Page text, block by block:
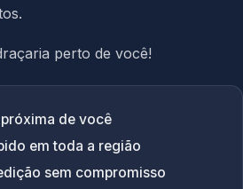
perto de você!
de você
em toda a região
sem compromisso